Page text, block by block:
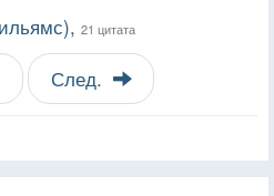
21 цитата
След.